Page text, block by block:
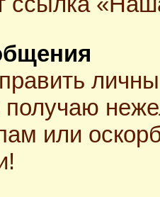
получаю
или